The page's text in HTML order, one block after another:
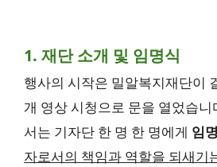
1. 재단 소개 및 임명식
행사의 시작은 밀알복지재단이
개 영상 시청으로 문을 열었습니
서는 기자단 한 명 한 명에게 임
자로서의 책임과 역할을 되새기